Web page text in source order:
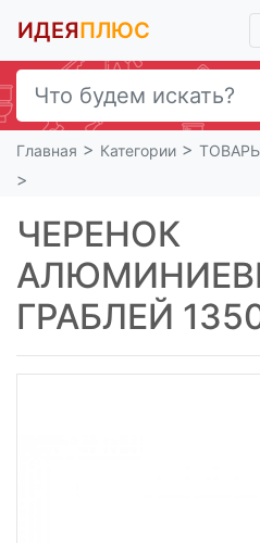
ИДЕЯПЛЮС
Главная > Категории >
>
ЧЕРЕНОК
ГРАБЛЕЙ